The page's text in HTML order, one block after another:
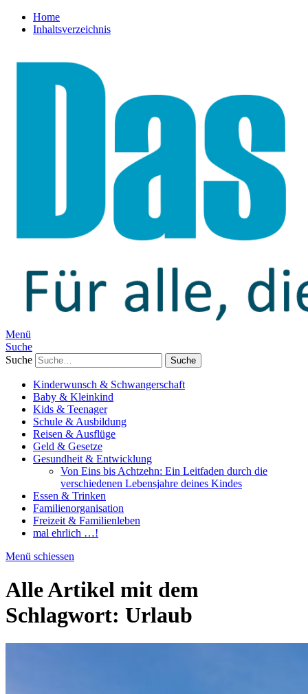
Home
Inhaltsverzeichnis
Menü
Suche
Suche
Kinderwunsch & Schwangerschaft
Baby & Kleinkind
Kids & Teenager
Schule & Ausbildung
Reisen & Ausflüge
Geld & Gesetze
Gesundheit & Entwicklung
Von Eins bis Achtzehn: Ein Leitfaden durch die
verschiedenen Lebensjahre deines Kindes
Essen & Trinken
Familienorganisation
Freizeit & Familienleben
mal ehrlich …!
Menü schiessen
Alle Artikel mit dem
Schlagwort: Urlaub